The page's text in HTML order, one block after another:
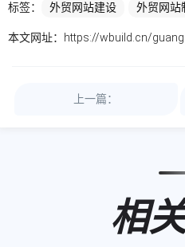
标签：
外贸网站建设 外贸网站
本文网址： https://wbuild.cn/
上一篇：
相